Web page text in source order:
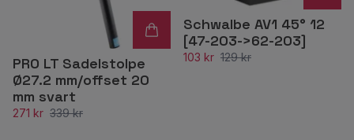
PRO LT Sadelstolpe
Ø27.2 mm/offset 20
mm svart
271 kr 339 kr
Schwalbe AV1 45° 12
[47-203->62-203]
103 kr 129 kr